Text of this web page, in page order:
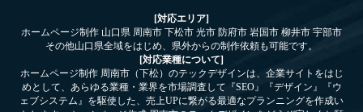
[対応エリア]
ホームページ制作 山口県 周南市 下松市 光市 防府市 岩国市 柳井市 宇部市
その他山口県全域をはじめ、県外からの制作依頼も可能です。
[対応業種について]
ホームページ制作 周南市（下松）のテックデザインは、企業サイトをはじ
めとして、あらゆる業種・業界を市場調査して『SEO』『デザイン』『ウ
ェブシステム』を駆使した、売上UPに繋がる最適なプランニングを作成い